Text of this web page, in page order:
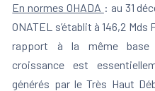
En normes OHADA : au 31
ONATEL s’établit à 146,2
rapport à la même base
croissance est
générés par le Très Haut